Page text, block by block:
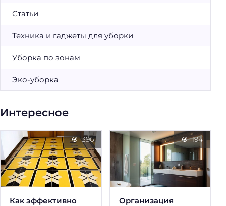
Статьи
Техника и гаджеты для уборки
Уборка по зонам
Эко-уборка
Интересное
Как эффективно
396
Организация
194